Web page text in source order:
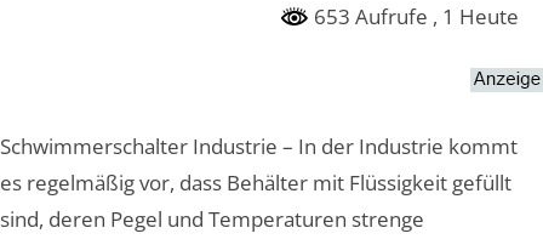
653 Aufrufe , 1 Heute
Schwimmerschalter Industrie – In der Industrie kommt
es regelmäßig vor, dass Behälter mit Flüssigkeit gefüllt
sind, deren Pegel und Temperaturen strenge